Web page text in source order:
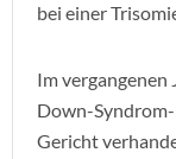
bei einer
Im vergangenen
Down-
Gericht